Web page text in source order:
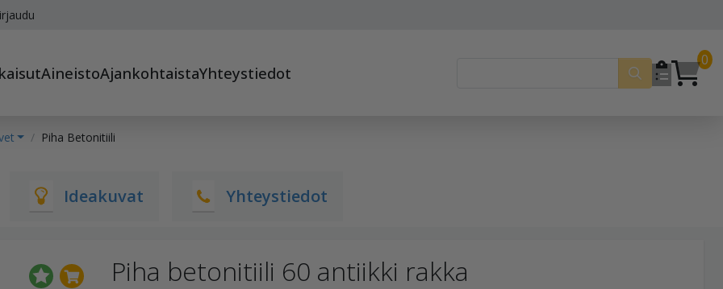
AineistoAjankohtaistaYhteystiedot
0
Piha Betonitiili
Ideakuvat Yhteystiedot
Piha betonitiili 60 antiikki rakka